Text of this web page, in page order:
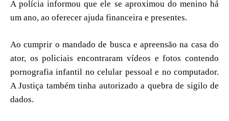
A polícia informou que ele se aproximou do menino há
um ano, ao oferecer ajuda financeira e presentes.
Ao cumprir o mandado de busca e apreensão na casa do
ator, os policiais encontraram vídeos e fotos contendo
pornografia infantil no celular pessoal e no computador.
A Justiça também tinha autorizado a quebra de sigilo de
dados.